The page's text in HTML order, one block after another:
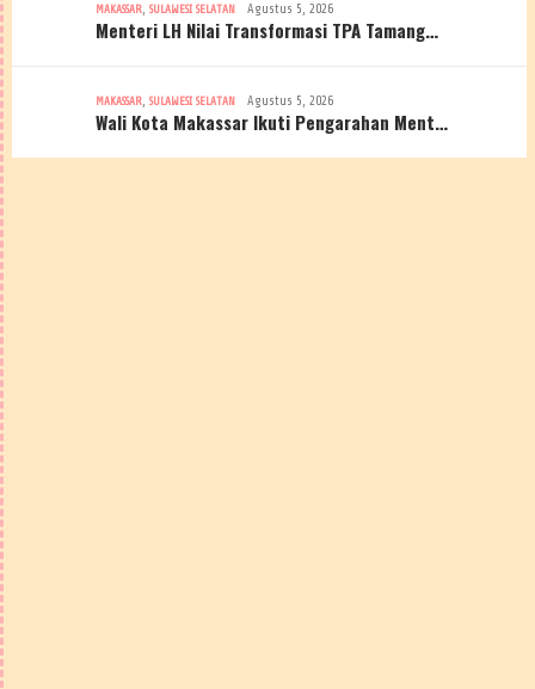
MAKASSAR, SULAWESI SELATAN Agustus 5, 2026
Menteri LH Nilai Transformasi TPA Tamang…
MAKASSAR, SULAWESI SELATAN Agustus 5, 2026
Wali Kota Makassar Ikuti Pengarahan Ment…